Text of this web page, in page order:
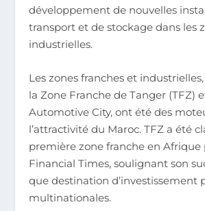
développement de nouvelles
transport et de stockage dans les
industrielles.
Les zones franches et
la Zone Franche de Tanger (TFZ)
Automotive City, ont été des
l’attractivité du Maroc. TFZ a été
première zone franche en Afrique
Financial Times, soulignant son
que destination d’investissement
multinationales.